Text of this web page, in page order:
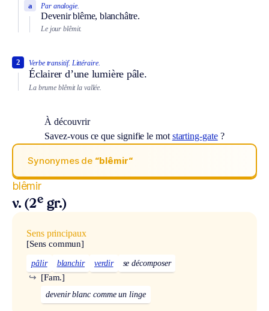
Par analogie.
Devenir blême, blanchâtre.
a
Le jour blêmit.
Verbe transitif. Littéraire.
Éclairer d’une lumière pâle.
2
La brume blêmit la vallée.
À découvrir
Savez-vous ce que signifie le motstarting-gate?
Synonymes de “blêmir“
blêmir
v. (2e gr.)
Sens principaux
[Sens commun]
pâlir blanchir verdir se décomposer
[Fam.]
↪
devenir blanc comme un linge